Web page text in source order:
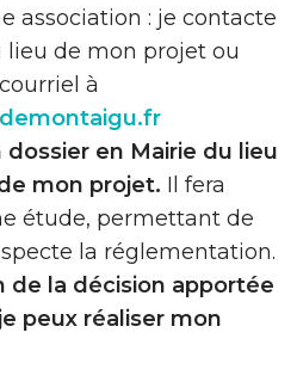
association : je contacte
lieu de mon projet ou
à
en Mairie du lieu
mon projet. Il fera
étude, permettant de
la réglementation.
de la décision apportée
peux réaliser mon